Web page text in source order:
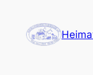
Inhalt
springen